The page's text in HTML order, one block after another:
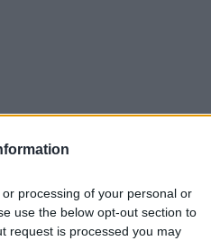
processing of your personal or
use the below opt-out section to
request is processed you may